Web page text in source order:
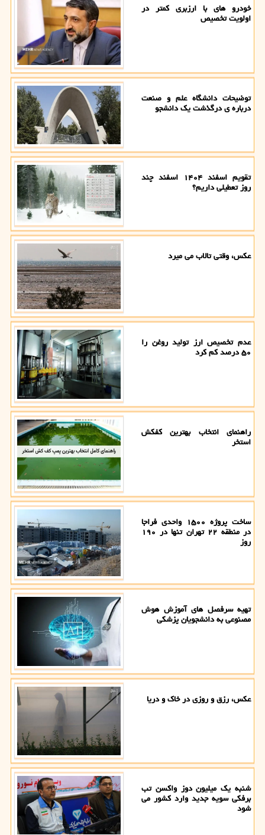
خودرو های با ارزبری کمتر در
اولویت تخصیص
توضیحات دانشگاه علم و صنعت
درباره ی درگذشت یک دانشجو
تقویم اسفند ۱۴۰۴ اسفند چند
روز تعطیلی داریم؟
عکس، وقتی تالاب می میرد
عدم تخصیص ارز تولید روغن را
۵۰ درصد کم کرد
راهنمای انتخاب بهترین کفکش
استخر
ساخت پروژه ۱۵۰۰ واحدی فراجا
در منطقه ۲۲ تهران تنها در ۱۹۰
روز
تهیه سرفصل های آموزش هوش
مصنوعی به دانشجویان پزشکی
عکس، رزق و روزی در خاک و دریا
شنبه یک میلیون دوز واکسن تب
برفکی سویه جدید وارد کشور می
شود